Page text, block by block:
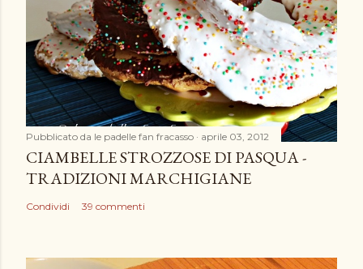
Pubblicato da le padelle fan fracasso aprile 03, 2012
CIAMBELLE STROZZOSE DI PASQUA -
TRADIZIONI MARCHIGIANE
Condividi 39 commenti